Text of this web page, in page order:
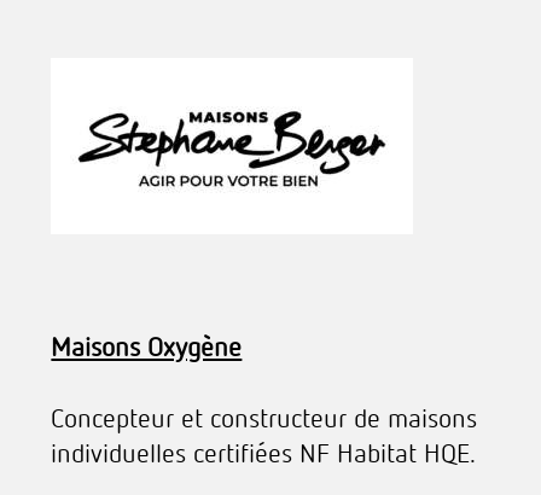
Maisons Oxygène
Concepteur et constructeur de maisons
individuelles certifiées NF Habitat HQE.